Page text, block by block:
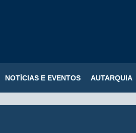
NOTÍCIAS E EVENTOS AUTARQUIA